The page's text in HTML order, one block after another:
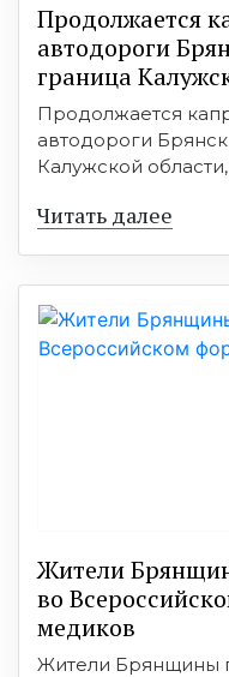
Продолжается
автодороги
граница
Продолжается
автодороги
Калужской области,
Читать далее
Жители
во
медиков
Жители Брянщины